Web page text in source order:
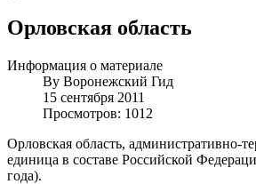
Орловская область
Информация о материале
By Воронежский Гид
15 сентября 2011
Просмотров: 1012
Орловская область, административно-
единица в составе Российской
года).